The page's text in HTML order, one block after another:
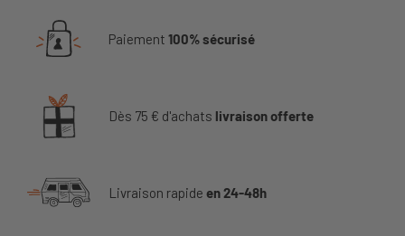
Paiement 100% sécurisé
Dès 75 € d'achats livraison offerte
Livraison rapide en 24-48h